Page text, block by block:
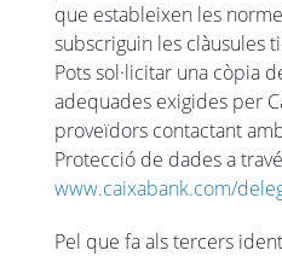
que estableixen les
subscriguin les clàusules
Pots sol·licitar una còpia
adequades exigides per
proveïdors contactant
Protecció de dades a
www.caixabank.com/
Pel que fa als tercers